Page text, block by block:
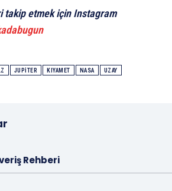
takip etmek için Instagram
JUPITER KIYAMET NASA UZAY
Rehberi